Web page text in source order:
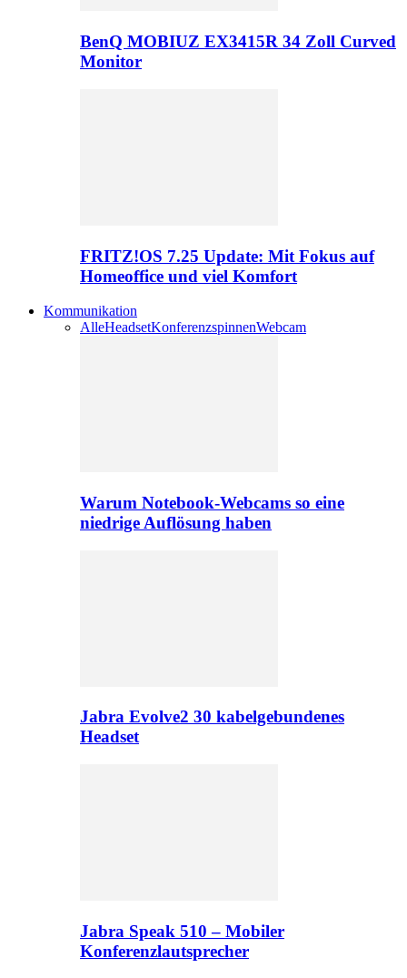
BenQ MOBIUZ EX3415R 34 Zoll Curved
Monitor
FRITZ!OS 7.25 Update: Mit Fokus auf
Homeoffice und viel Komfort
Kommunikation
AlleHeadsetKonferenzspinnenWebcam
Warum Notebook-Webcams so eine
niedrige Auflösung haben
Jabra Evolve2 30 kabelgebundenes
Headset
Jabra Speak 510 – Mobiler
Konferenzlautsprecher